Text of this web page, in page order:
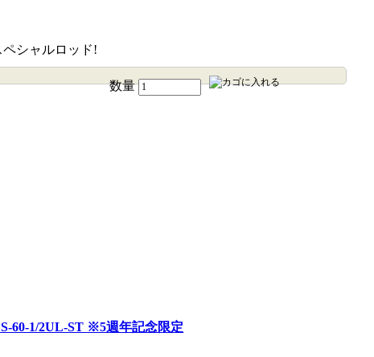
シャルロッド!
数量
60-1/2UL-ST ※5週年記念限定